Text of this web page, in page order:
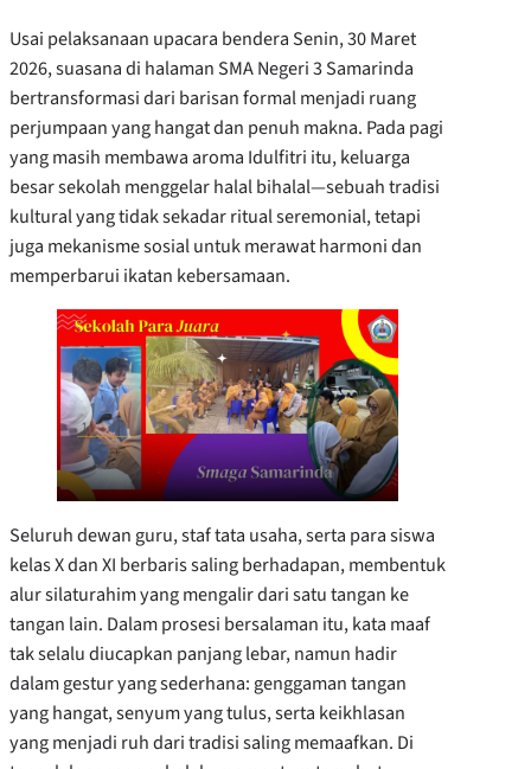
Usai pelaksanaan upacara bendera Senin, 30 Maret
2026, suasana di halaman SMA Negeri 3 Samarinda
bertransformasi dari barisan formal menjadi ruang
perjumpaan yang hangat dan penuh makna. Pada pagi
yang masih membawa aroma Idulfitri itu, keluarga
besar sekolah menggelarhalal bihalal—sebuah tradisi
kultural yang tidak sekadar ritual seremonial, tetapi
juga mekanisme sosial untuk merawat harmoni dan
memperbarui ikatan kebersamaan.
Seluruh dewan guru, staf tata usaha, serta para siswa
kelas X dan XI berbaris saling berhadapan, membentuk
alur silaturahim yang mengalir dari satu tangan ke
tangan lain. Dalam prosesi bersalaman itu, kata maaf
tak selalu diucapkan panjang lebar, namun hadir
dalam gestur yang sederhana: genggaman tangan
yang hangat, senyum yang tulus, serta keikhlasan
yang menjadi ruh dari tradisi saling memaafkan. Di